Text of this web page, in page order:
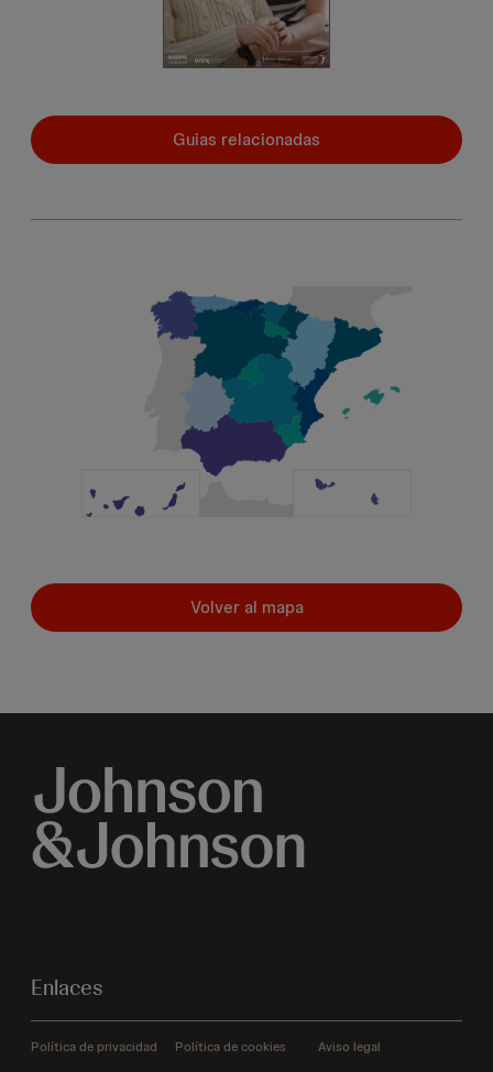
Volver al mapa
Guias relacionadas
Enlaces
Política de privacidad Política de cookies Aviso legal